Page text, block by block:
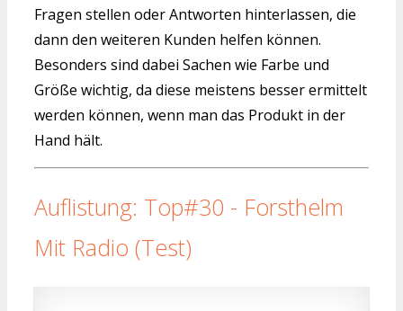
Fragen stellen oder Antworten hinterlassen, die
dann den weiteren Kunden helfen können.
Besonders sind dabei Sachen wie Farbe und
Größe wichtig, da diese meistens besser ermittelt
werden können, wenn man das Produkt in der
Hand hält.
Auflistung: Top#30 - Forsthelm
Mit Radio (Test)